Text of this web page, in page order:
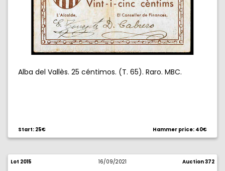
Alba del Vallès. 25 céntimos. (T. 65). Raro. MBC.
Start: 25€ Hammer price: 40€
Lot 2015 16/09/2021 Auction 372